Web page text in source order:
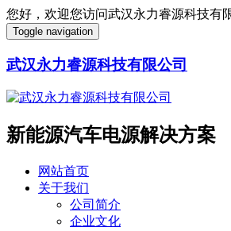
您好，欢迎您访问武汉永力睿源科技有
Toggle navigation
武汉永力睿源科技有限公司
新能源汽车电源解决方案
网站首页
关于我们
公司简介
企业文化